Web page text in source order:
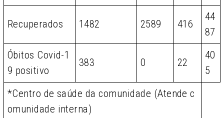
Recuperados 1482 2589 416
44
87
Óbitos Covid-1
9 positivo
383 0 22
40
5
*Centro de saúde da comunidade (Atende c
omunidade interna)